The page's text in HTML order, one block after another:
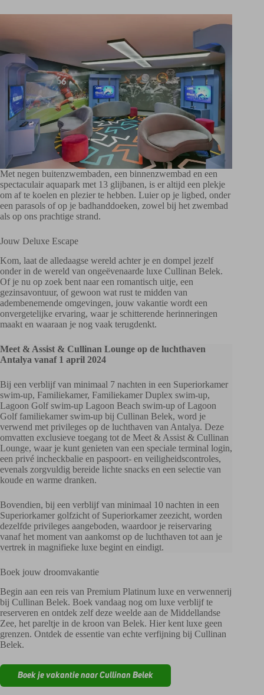
Met negen buitenzwembaden, een binnenzwembad en een
spectaculair aquapark met 13 glijbanen, is er altijd een plekje
om af te koelen en plezier te hebben. Luier op je ligbed, onder
een parasols of op je badhanddoeken, zowel bij het zwembad
als op ons prachtige strand.
Jouw Deluxe Escape
Kom, laat de alledaagse wereld achter je en dompel jezelf
onder in de wereld van ongeëvenaarde luxe Cullinan Belek.
Of je nu op zoek bent naar een romantisch uitje, een
gezinsavontuur, of gewoon wat rust te midden van
adembenemende omgevingen, jouw vakantie wordt een
onvergetelijke ervaring, waar je schitterende herinneringen
maakt en waaraan je nog vaak terugdenkt.
Meet & Assist & Cullinan Lounge op de luchthaven
Antalya vanaf 1 april 2024
Bij een verblijf van minimaal 7 nachten in een Superiorkamer
swim-up, Familiekamer, Familiekamer Duplex swim-up,
Lagoon Golf swim-up Lagoon Beach swim-up of Lagoon
Golf familiekamer swim-up bij Cullinan Belek, word je
verwend met privileges op de luchthaven van Antalya. Deze
omvatten exclusieve toegang tot de Meet & Assist & Cullinan
Lounge, waar je kunt genieten van een speciale terminal login,
een privé incheckbalie en paspoort- en veiligheidscontroles,
evenals zorgvuldig bereide lichte snacks en een selectie van
koude en warme dranken.
Bovendien, bij een verblijf van minimaal 10 nachten in een
Superiorkamer golfzicht of Superiorkamer zeezicht, worden
dezelfde privileges aangeboden, waardoor je reiservaring
vanaf het moment van aankomst op de luchthaven tot aan je
vertrek in magnifieke luxe begint en eindigt.
Boek jouw droomvakantie
Begin aan een reis van Premium Platinum luxe en verwennerij
bij Cullinan Belek. Boek vandaag nog om luxe verblijf te
reserveren en ontdek zelf deze weelde aan de Middellandse
Zee, het pareltje in de kroon van Belek. Hier kent luxe geen
grenzen. Ontdek de essentie van echte verfijning bij Cullinan
Belek.
Boek je vakantie naar Cullinan Belek